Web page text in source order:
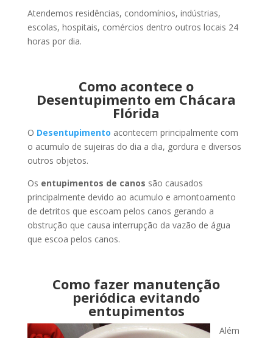
Atendemos residências, condomínios, indústrias,
escolas, hospitais, comércios dentro outros locais 24
horas por dia.
Como acontece o
Desentupimento em Chácara
Flórida
O Desentupimento acontecem principalmente com
o acumulo de sujeiras do dia a dia, gordura e diversos
outros objetos.
Os entupimentos de canos são causados
principalmente devido ao acumulo e amontoamento
de detritos que escoam pelos canos gerando a
obstrução que causa interrupção da vazão de água
que escoa pelos canos.
Como fazer manutenção
periódica evitando
entupimentos
Além